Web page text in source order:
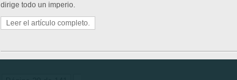
dirige todo un imperio.
Leer el artículo completo.